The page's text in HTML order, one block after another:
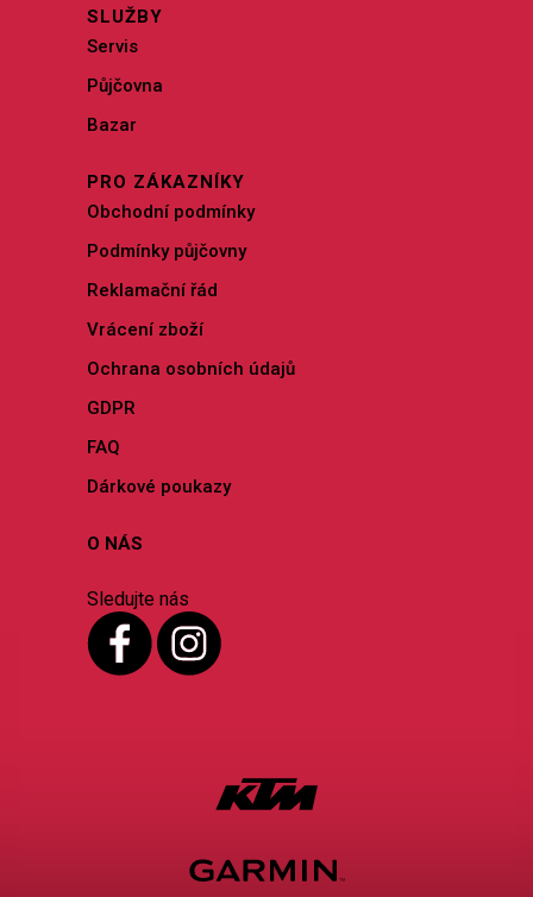
SLUŽBY
Servis
Půjčovna
Bazar
PRO ZÁKAZNÍKY
Obchodní podmínky
Podmínky půjčovny
Reklamační řád
Vrácení zboží
Ochrana osobních údajů
GDPR
FAQ
Dárkové poukazy
O NÁS
Sledujte nás